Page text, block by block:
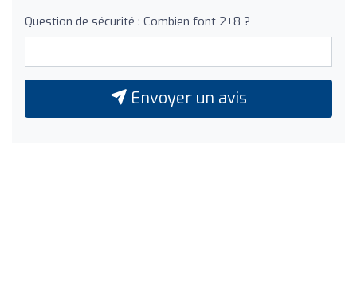
Question de sécurité : Combien font 2+8 ?
Envoyer un avis